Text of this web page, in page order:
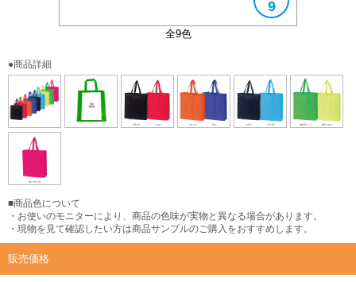
全9色
9
B4サイズ対応
●商品詳細
■商品色について
・お使いのモニターにより、商品の色味が実物と異なる場合があります。
・現物を見て確認したい方は商品サンプルのご購入をおすすめします。
販売価格